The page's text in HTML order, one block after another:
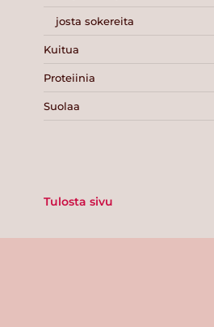
josta sokereita
Kuitua
Proteiinia
Suolaa
Tulosta sivu